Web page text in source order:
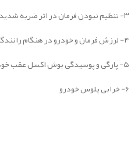
۳- تنظیم نبودن فرمان در اثر ضربه شدید
۴- لرزش فرمان و خودرو در هنگام رانندگی
۵- پارگی و پوسیدگی بوش اکسل عقب خودرو
۶- خرابی پلوس خودرو